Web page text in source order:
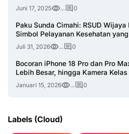
Juni 17, 2025 ... 0
Paku Sunda Cimahi: RSUD
Simbol Pelayanan Kesehatan
Juli 31, 2026 ... 0
Bocoran iPhone 18 Pro dan Pro
Lebih Besar, hingga Kamera
Januari 15, 2026 ... 0
Labels (Cloud)